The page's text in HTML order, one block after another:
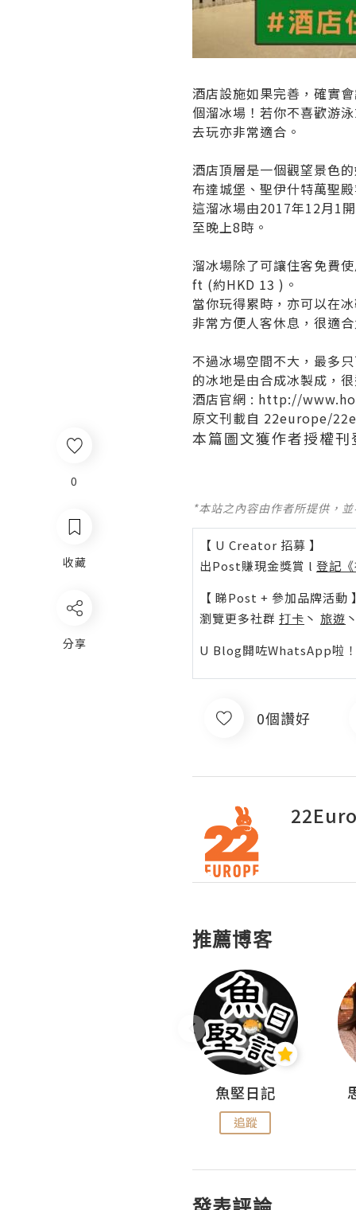
0
收藏
分享
酒店設施如果完善，確實
個溜冰場！若你不喜歡游
去玩亦非常適合。
酒店頂層是一個觀望景色
布達城堡、聖伊什特萬聖
這溜冰場由2017年12月1
至晚上8時。
溜冰場除了可讓住客免費
ft (約HKD 13 )。
當你玩得累時，亦可以在
非常方便人客休息，很適
不過冰場空間不大，最多
的冰地是由合成冰製成，
酒店官網 : http://
原文刊載自 22europe/
本篇圖文獲作者授權
*本站之內容由作者所提供，
【 U Creator 招募 】
出Post賺現金獎賞 l 登記
【 睇Post + 參加品牌活動
瀏覽更多社群 打卡 丶 旅遊
U Blog開咗WhatsApp啦
0個讚好
推薦博客
魚堅日記
追蹤